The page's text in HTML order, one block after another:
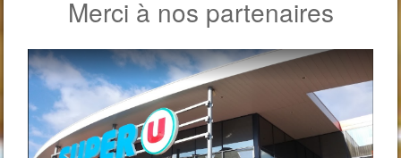
Merci à nos partenaires